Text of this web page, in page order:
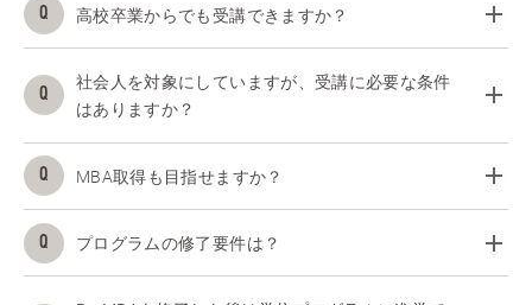
高校卒業からでも受講できますか？
社会人を対象にしていますが、受講に必要な条件
はありますか？
MBA取得も目指せますか？
プログラムの修了要件は？